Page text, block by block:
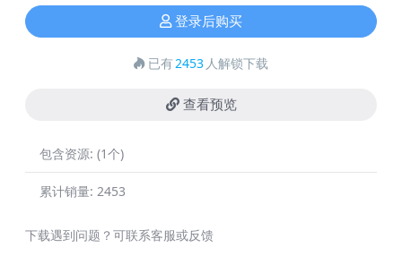
登录后购买
已有2453 人解锁下载
查看预览
包含资源: (1个)
累计销量: 2453
下载遇到问题？可联系客服或反馈